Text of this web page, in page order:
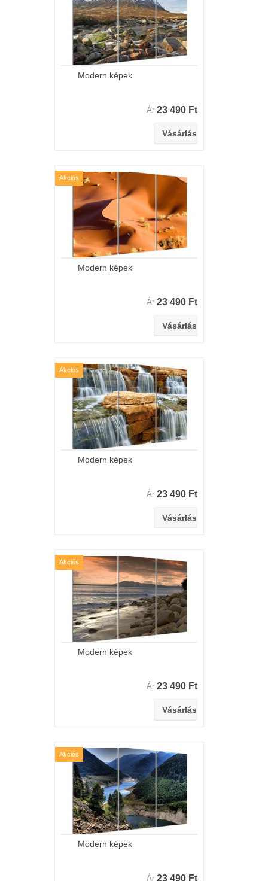
Modern képek
Ár 23 490 Ft
Modern képek
Ár 23 490 Ft
Akciós
Modern képek
Ár 23 490 Ft
Akciós
Modern képek
Ár 23 490 Ft
Akciós
Modern képek
Ár 23 490 Ft
Akciós